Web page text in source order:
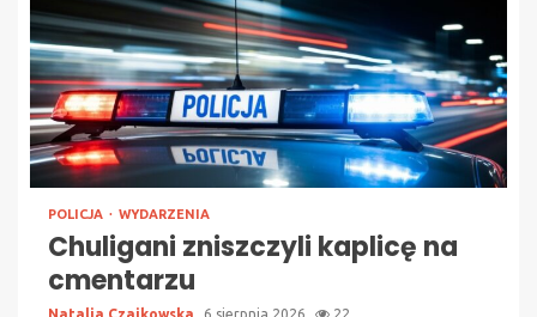
POLICJA WYDARZENIA
Chuligani zniszczyli kaplicę na
cmentarzu